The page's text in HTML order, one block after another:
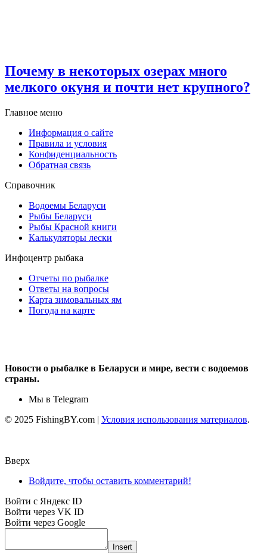
Почему в некоторых озерах много
мелкого окуня и почти нет крупного?
Главное меню
Информация о сайте
Правила и условия
Конфиденциальность
Обратная связь
Справочник
Водоемы Беларуси
Рыбы Беларуси
Рыбы Красной книги
Калькуляторы лески
Инфоцентр рыбака
Отчеты по рыбалке
Ответы на вопросы
Карта зимовальных ям
Погода на карте
Новости о рыбалке в Беларуси и мире, вести с водоемов
страны.
Мы в Telegram
© 2025 FishingBY.com | Условия использования материалов.
Вверх
Войдите, чтобы оставить комментарий!
Войти с Яндекс ID
Войти через VK ID
Войти через Google
Insert